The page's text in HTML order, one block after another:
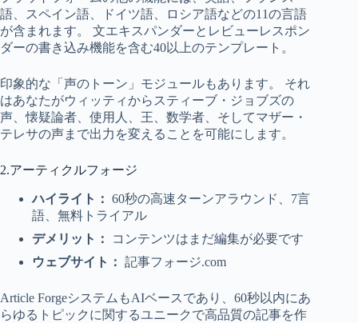
語、スペイン語、ドイツ語、ロシア語などの11の言語
が含まれます。 文エキスパンダーとレビューレスポン
ダーの書き込み機能を含む40以上のテンプレート。
印象的な「声のトーン」モジュールもあります。 それ
はあなたがウィッティからスティーブ・ジョブズの
声、懐疑論者、使用人、王、数学者、そしてマザー・
テレサの声まで出力を変えることを可能にします。
2.アーティクルフォージ
ハイライト： 60秒の高速ターンアラウンド、7言
語、無料トライアル
デメリット：
コンテンツはまだ編集が必要です
ウェブサイト： 記事フォージ.com
Article ForgeシステムもAIベースであり、60秒以内にあ
らゆるトピックに関するユニークで高品質の記事を作